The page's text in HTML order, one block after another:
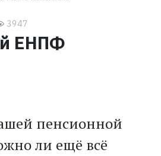
3947
ЕНПФ
пенсионной
ли ещё всё